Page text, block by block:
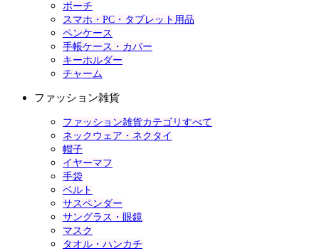
ポーチ
スマホ・PC・タブレット用品
ペンケース
手帳ケース・カバー
キーホルダー
チャーム
ファッション雑貨
ファッション雑貨カテゴリすべて
ネックウェア・ネクタイ
帽子
イヤーマフ
手袋
ベルト
サスペンダー
サングラス・眼鏡
マスク
タオル・ハンカチ